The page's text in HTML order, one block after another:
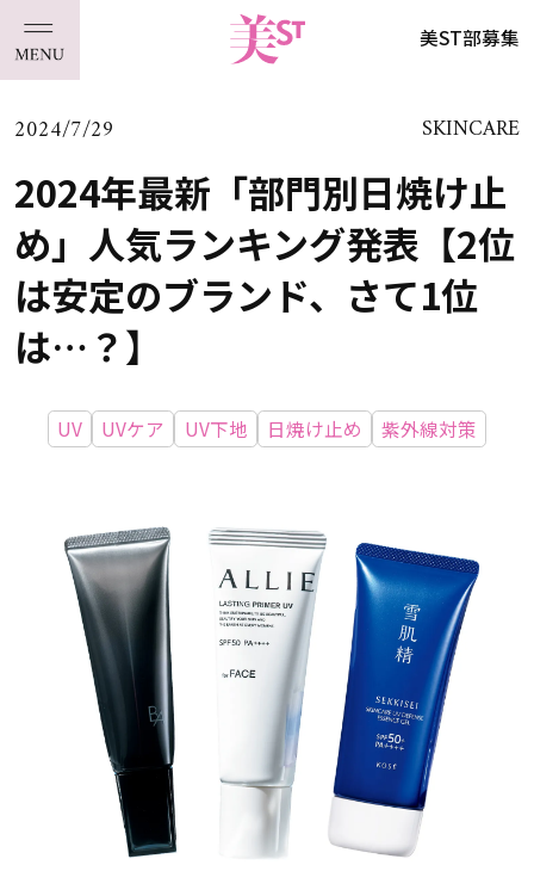
美ST部募集
2024/7/29 SKINCARE
2024年最新「部門別日焼け止
め」人気ランキング発表【2位
は安定のブランド、さて1位
は…？】
UV UVケア UV下地 日焼け止め 紫外線対策